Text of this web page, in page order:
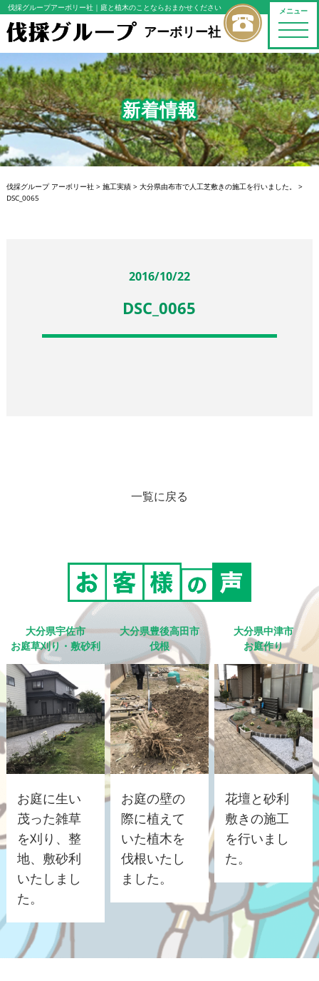
メニュー
toggle
伐採グループアーボリー社｜庭と植木のことならおまかせください
アーボリー社
新着情報
伐採グループ アーボリー社> 施工実績> 大分県由布市で人工芝敷きの施工を行いました。
>
DSC_0065
2016/10/22
DSC_0065
一覧に戻る
大分県宇佐市
お庭草刈り・敷砂利
お庭に生い
茂った雑草
を刈り、整
地、敷砂利
いたしまし
た。
大分県豊後高田市
伐根
お庭の壁の
際に植えて
いた植木を
伐根いたし
ました。
大分県中津市
お庭作り
花壇と砂利
敷きの施工
を行いまし
た。